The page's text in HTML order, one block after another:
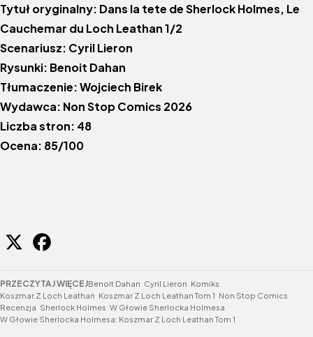
Tytuł oryginalny: Dans la tete de Sherlock Holmes, Le
Cauchemar du Loch Leathan 1/2
Scenariusz: Cyril Lieron
Rysunki: Benoit Dahan
Tłumaczenie: Wojciech Birek
Wydawca: Non Stop Comics 2026
Liczba stron: 48
Ocena: 85/100
PRZECZYTAJ WIĘCEJBenoit Dahan Cyril Lieron Komiks
Koszmar Z Loch Leathan Koszmar Z Loch Leathan Tom 1 Non Stop Comics
Recenzja Sherlock Holmes W Głowie Sherlocka Holmesa
W Głowie Sherlocka Holmesa: Koszmar Z Loch Leathan Tom 1